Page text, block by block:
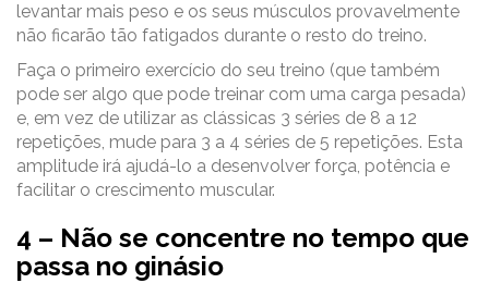
levantar mais peso e os seus músculos provavelmente
não ficarão tão fatigados durante o resto do treino.
Faça o primeiro exercício do seu treino (que também
pode ser algo que pode treinar com uma carga pesada)
e, em vez de utilizar as clássicas 3 séries de 8 a 12
repetições, mude para 3 a 4 séries de 5 repetições. Esta
amplitude irá ajudá-lo a desenvolver força, potência e
facilitar o crescimento muscular.
4 – Não se concentre no tempo que
passa no ginásio